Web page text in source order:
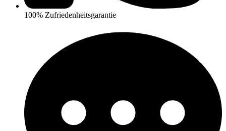
100% Zufriedenheitsgarantie